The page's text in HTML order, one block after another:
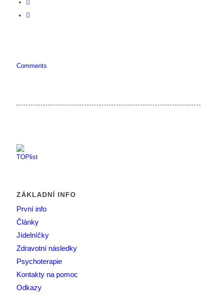
Comments
ZÁKLADNÍ INFO
První info
Články
Jídelníčky
Zdravotní následky
Psychoterapie
Kontakty na pomoc
Odkazy